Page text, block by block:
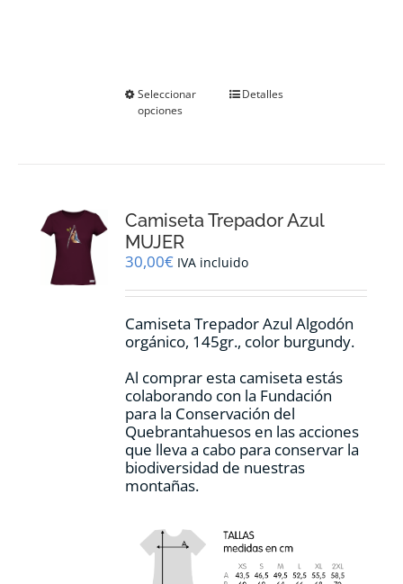
Seleccionar
opciones
Este
se
elegir
la
de
producto
Detalles
Camiseta Trepador Azul
MUJER
30,00€ IVA incluido
Camiseta Trepador Azul Algodón
orgánico, 145gr., color burgundy.
Al comprar esta camiseta estás
colaborando con la Fundación
para la Conservación del
Quebrantahuesos en las acciones
que lleva a cabo para conservar la
biodiversidad de nuestras
montañas.